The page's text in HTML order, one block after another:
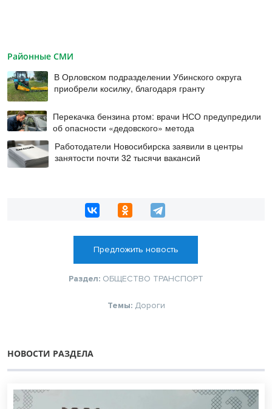
Районные СМИ
В Орловском подразделении Убинского округа
приобрели косилку, благодаря гранту
Перекачка бензина ртом: врачи НСО предупредили
об опасности «дедовского» метода
Работодатели Новосибирска заявили в центры
занятости почти 32 тысячи вакансий
Предложить новость
Раздел: ОБЩЕСТВО ТРАНСПОРТ
Темы: Дороги
НОВОСТИ РАЗДЕЛА